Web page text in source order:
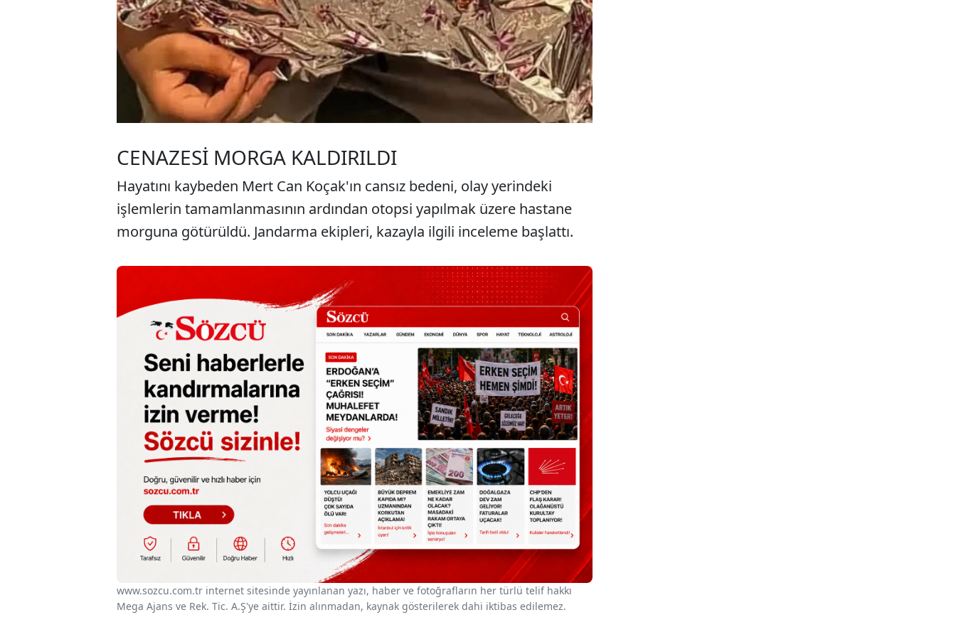
CENAZESİ MORGA KALDIRILDI
Hayatını kaybeden Mert Can Koçak'ın cansız bedeni, olay yerindeki
işlemlerin tamamlanmasının ardından otopsi yapılmak üzere hastane
morguna götürüldü. Jandarma ekipleri, kazayla ilgili inceleme başlattı.
www.sozcu.com.tr internet sitesinde yayınlanan yazı, haber ve fotoğrafların her türlü telif hakkı
Mega Ajans ve Rek. Tic. A.Ş'ye aittir. İzin alınmadan, kaynak gösterilerek dahi iktibas edilemez.